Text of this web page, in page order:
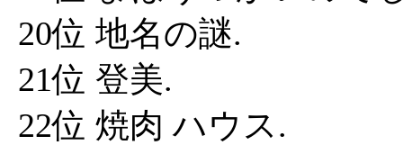
20位 地名の謎.
21位 登美.
22位 焼肉 ハウス.